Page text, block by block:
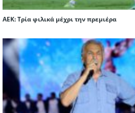
ΑΕΚ: Τρία φιλικά μέχρι την πρεμιέρα